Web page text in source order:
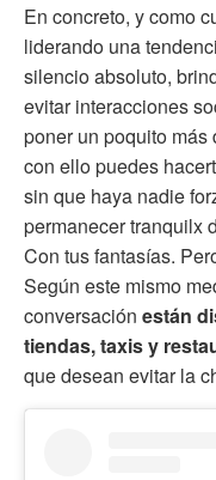
En concreto, y como
liderando una
silencio absoluto,
evitar interacciones
poner un poquito más
con ello puedes
sin que haya nadie
permanecer tranquilx
Con tus fantasías.
Según este mismo
conversación están
tiendas, taxis y
que desean evitar la